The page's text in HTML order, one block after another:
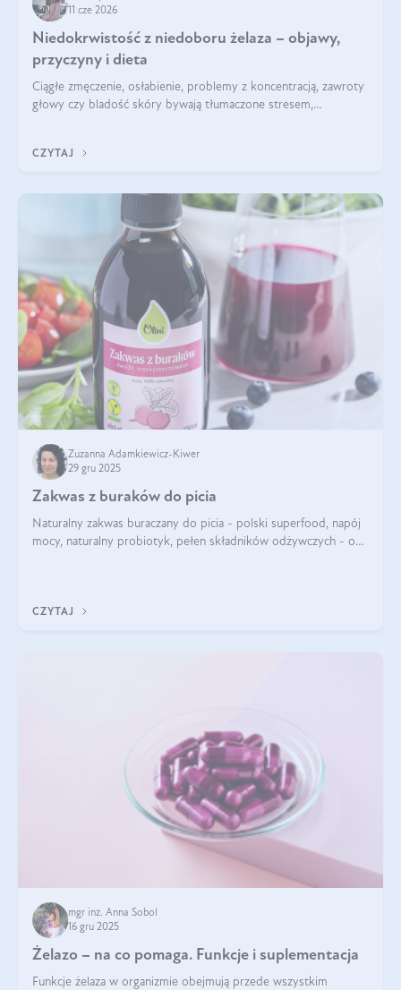
11 cze 2026
Niedokrwistość z niedoboru żelaza – objawy,
przyczyny i dieta
Ciągłe zmęczenie, osłabienie, problemy z koncentracją, zawroty
głowy czy bladość skóry bywają tłumaczone stresem,
CZYTAJ
Zuzanna Adamkiewicz-Kiwer
29 gru 2025
Zakwas z buraków do picia
Naturalny zakwas buraczany do picia - polski superfood, napój
mocy, naturalny probiotyk, pełen składników odżywczych - o
CZYTAJ
mgr inż. Anna Sobol
16 gru 2025
Żelazo – na co pomaga. Funkcje i suplementacja
Funkcje żelaza w organizmie obejmują przede wszystkim